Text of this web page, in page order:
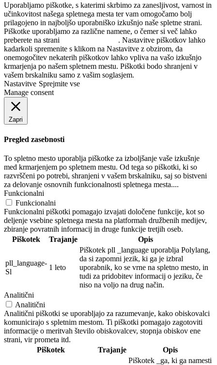
Uporabljamo piškotke, s katerimi skrbimo za zanesljivost, varnost in
učinkovitost našega spletnega mesta ter vam omogočamo bolj
prilagojeno in najboljšo uporabniško izkušnjo naše spletne strani.
Piškotke uporabljamo za različne namene, o čemer si več lahko
preberete na strani
. Nastavitve piškotkov lahko
kadarkoli spremenite s klikom na Nastavitve z obzirom, da
onemogočitev nekaterih piškotkov lahko vpliva na vašo izkušnjo
krmarjenja po našem spletnem mestu. Piškotki bodo shranjeni v
vašem brskalniku samo z vašim soglasjem.
Nastavitve Sprejmite vse
Manage consent
Zapri
Pregled zasebnosti
To spletno mesto uporablja piškotke za izboljšanje vaše izkušnje
med krmarjenjem po spletnem mestu. Od tega so piškotki, ki so
razvrščeni po potrebi, shranjeni v vašem brskalniku, saj so bistveni
za delovanje osnovnih funkcionalnosti spletnega mesta....
Funkcionalni
Funkcionalni
Funkcionalni piškotki pomagajo izvajati določene funkcije, kot so
deljenje vsebine spletnega mesta na platformah družbenih medijev,
zbiranje povratnih informacij in druge funkcije tretjih oseb.
Piškotek
Trajanje Opis
pll_language-
Sl
1 leto
Piškotek pll _language uporablja Polylang,
da si zapomni jezik, ki ga je izbral
uporabnik, ko se vrne na spletno mesto, in
tudi za pridobitev informacij o jeziku, če
niso na voljo na drug način.
Analitični
Analitični
Analitični piškotki se uporabljajo za razumevanje, kako obiskovalci
komunicirajo s spletnim mestom. Ti piškotki pomagajo zagotoviti
informacije o meritvah število obiskovalcev, stopnja obiskov ene
strani, vir prometa itd.
Piškotek
Trajanje Opis
Piškotek _ga, ki ga namesti